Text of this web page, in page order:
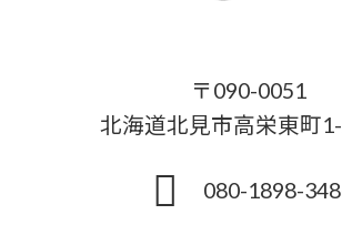
〒090-0051
北海道北見市高栄東町
080-1898-